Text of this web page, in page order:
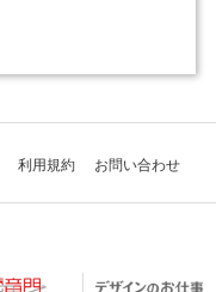
利用規約 お問い合わせ